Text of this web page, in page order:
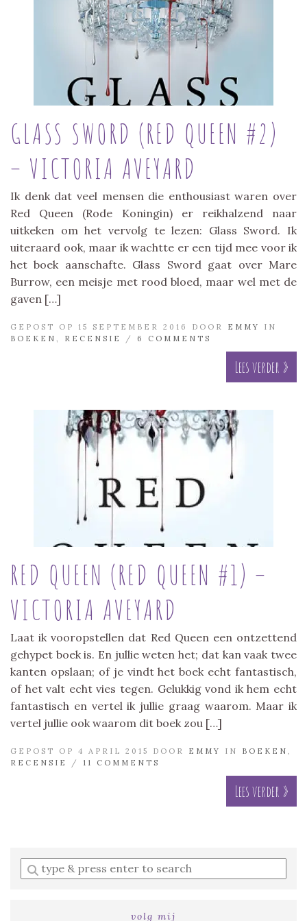
GLASS SWORD (RED QUEEN #2)
– VICTORIA AVEYARD
Ik denk dat veel mensen die enthousiast waren over
Red Queen (Rode Koningin) er reikhalzend naar
uitkeken om het vervolg te lezen: Glass Sword. Ik
uiteraard ook, maar ik wachtte er een tijd mee voor ik
het boek aanschafte. Glass Sword gaat over Mare
Burrow, een meisje met rood bloed, maar wel met de
gaven […]
GEPOST OP 15 SEPTEMBER 2016 DOOR EMMY
IN
BOEKEN
RECENSIE / 6 COMMENTS
Lees verder »
RED QUEEN (RED QUEEN #1) –
VICTORIA AVEYARD
Laat ik vooropstellen dat Red Queen een ontzettend
gehypet boek is. En jullie weten het; dat kan vaak twee
kanten opslaan; of je vindt het boek echt fantastisch,
of het valt echt vies tegen. Gelukkig vond ik hem echt
fantastisch en vertel ik jullie graag waarom. Maar ik
vertel jullie ook waarom dit boek zou […]
GEPOST OP 4 APRIL 2015 DOOR EMMY IN BOEKEN
RECENSIE
/ 11 COMMENTS
Lees verder »
Enter
a
volg mij